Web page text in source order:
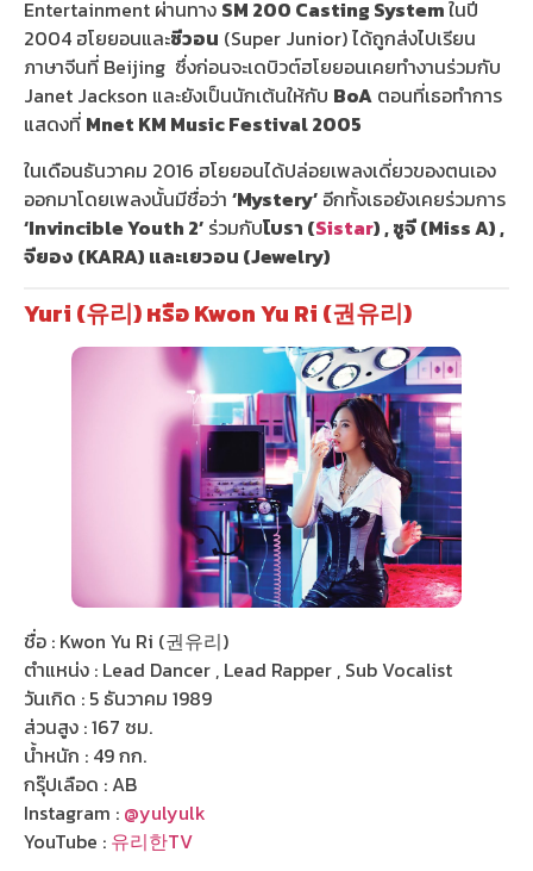
Entertainment ผ่านทาง SM 200 Casting Systemในปี
2004 ฮโยยอนและซีวอน (Super Junior) ได้ถูกส่งไปเรียน
ภาษาจีนที่ Beijing ซึ่งก่อนจะเดบิวต์ฮโยยอนเคยทำงานร่วมกับ
Janet Jackson และยังเป็นนักเต้นให้กับ BoA ตอนที่เธอทำการ
แสดงที่ Mnet KM Music Festival 2005
ในเดือนธันวาคม 2016 ฮโยยอนได้ปล่อยเพลงเดี่ยวของตนเอง
ออกมาโดยเพลงนั้นมีชื่อว่า ‘Mystery’ อีกทั้งเธอยังเคยร่วมการ
‘Invincible Youth 2’ ร่วมกับโบรา (Sistar) , ซูจี (Miss A) ,
จียอง (KARA) และเยวอน (Jewelry)
Yuri (유리) หรือ Kwon Yu Ri (권유리)
ชื่อ : Kwon Yu Ri (권유리)
ตำแหน่ง : Lead Dancer , Lead Rapper , Sub Vocalist
วันเกิด : 5 ธันวาคม 1989
ส่วนสูง : 167 ซม.
น้ำหนัก : 49 กก.
กรุ๊ปเลือด : AB
Instagram : @yulyulk
YouTube : 유리한TV